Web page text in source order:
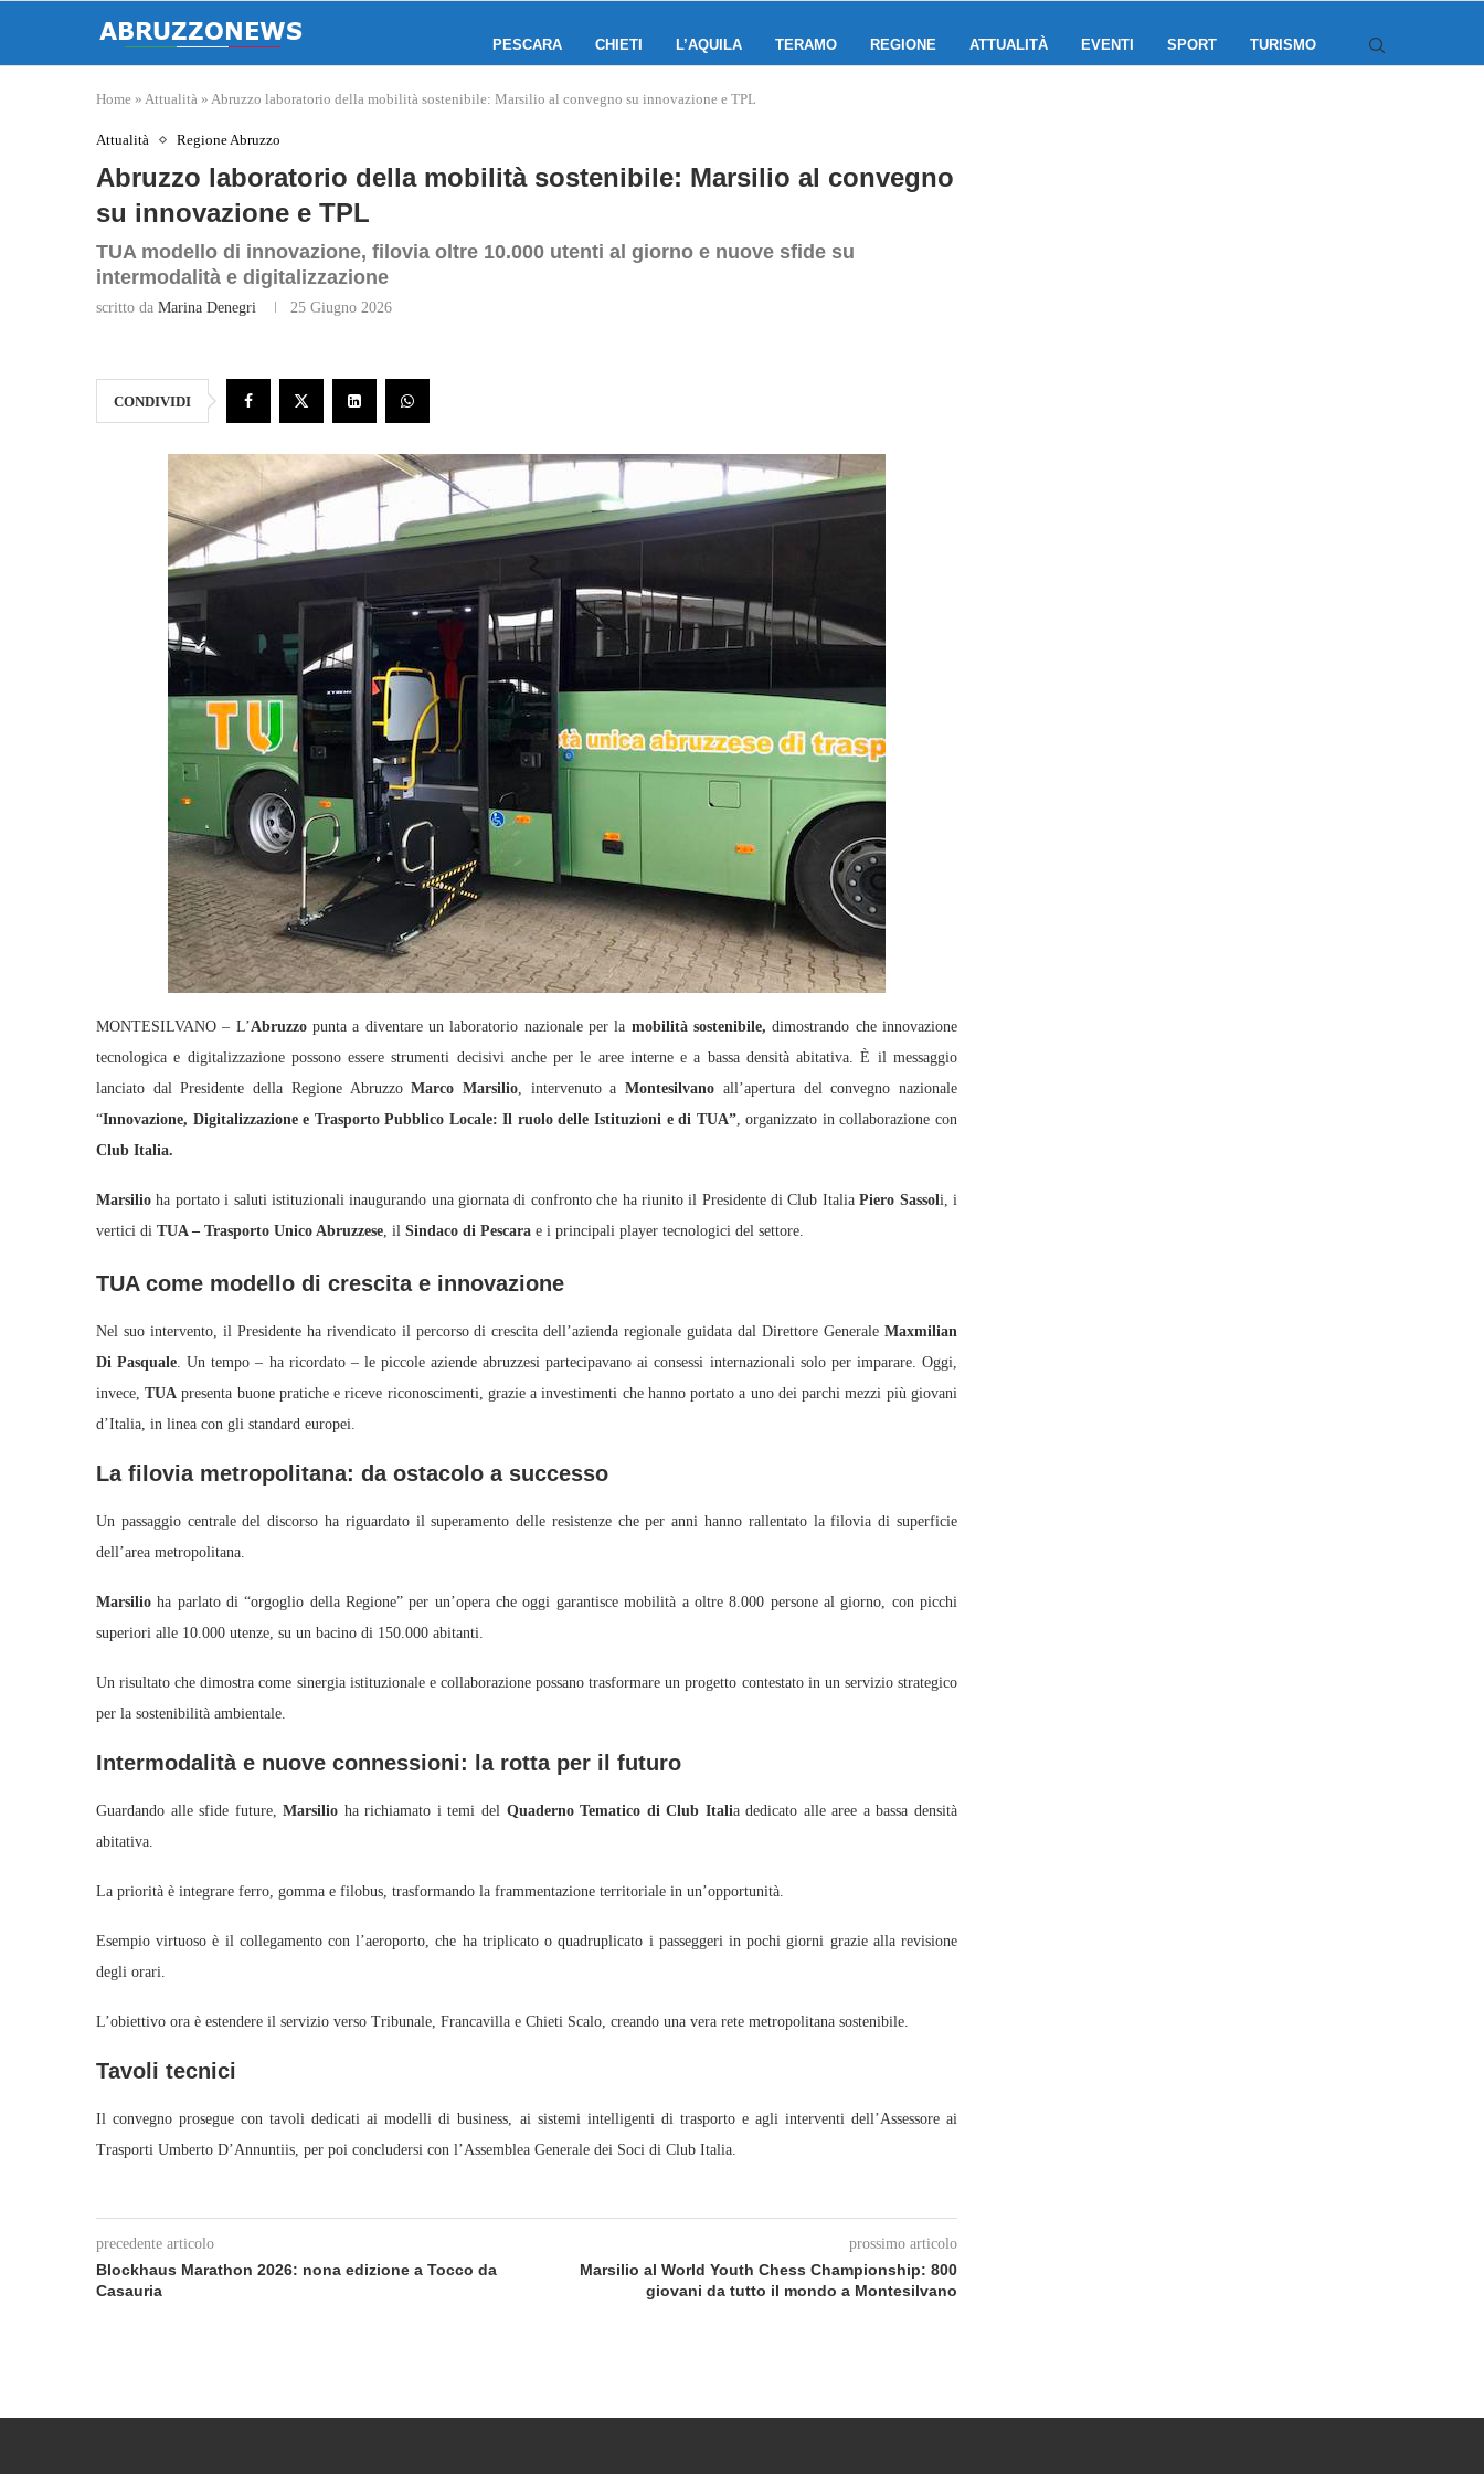
PESCARA CHIETI L’AQUILA TERAMO REGIONE ATTUALITÀ EVENTI SPORT TURISMO
Home » Attualità » Abruzzo laboratorio della mobilità sostenibile: Marsilio al convegno su innovazione e TPL
Attualità Regione Abruzzo
Abruzzo laboratorio della mobilità sostenibile: Marsilio al convegno
su innovazione e TPL
TUA modello di innovazione, filovia oltre 10.000 utenti al giorno e nuove sfide su
intermodalità e digitalizzazione
scritto da Marina Denegri 25 Giugno 2026
CONDIVIDI
MONTESILVANO – L’Abruzzopunta a diventare un laboratorio nazionale per la mobilità sostenibile, dimostrando che innovazione
tecnologica e digitalizzazione possono essere strumenti decisivi anche per le aree interne e a bassa densità abitativa. È il messaggio
lanciato dal Presidente della Regione AbruzzoMarco Marsilio, intervenuto aMontesilvano all’apertura del convegno nazionale
“Innovazione, Digitalizzazione e Trasporto Pubblico Locale: Il ruolo delle Istituzioni e di TUA”, organizzato in collaborazione con
Club Italia.
Marsilio ha portato i saluti istituzionali inaugurando una giornata di confronto che ha riunito il Presidente di Club ItaliaPiero Sassoli, i
vertici di TUA – Trasporto Unico Abruzzese, il Sindaco di Pescara e i principali player tecnologici del settore.
TUA come modello di crescita e innovazione
Nel suo intervento, il Presidente ha rivendicato il percorso di crescita dell’azienda regionale guidata dal Direttore Generale Maxmilian
Di Pasquale. Un tempo – ha ricordato – le piccole aziende abruzzesi partecipavano ai consessi internazionali solo per imparare. Oggi,
invece,TUA presenta buone pratiche e riceve riconoscimenti, grazie a investimenti che hanno portato a uno dei parchi mezzi più giovani
d’Italia, in linea con gli standard europei.
La filovia metropolitana: da ostacolo a successo
Un passaggio centrale del discorso ha riguardato il superamento delle resistenze che per anni hanno rallentato la filovia di superficie
dell’area metropolitana.
Marsilio ha parlato di “orgoglio della Regione” per un’opera che oggi garantisce mobilità a oltre 8.000 persone al giorno, con picchi
superiori alle 10.000 utenze, su un bacino di 150.000 abitanti.
Un risultato che dimostra come sinergia istituzionale e collaborazione possano trasformare un progetto contestato in un servizio strategico
per la sostenibilità ambientale.
Intermodalità e nuove connessioni: la rotta per il futuro
Guardando alle sfide future,Marsilio ha richiamato i temi delQuaderno Tematico di Club Italia dedicato alle aree a bassa densità
abitativa.
La priorità è integrare ferro, gomma e filobus, trasformando la frammentazione territoriale in un’opportunità.
Esempio virtuoso è il collegamento con l’aeroporto, che ha triplicato o quadruplicato i passeggeri in pochi giorni grazie alla revisione
degli orari.
L’obiettivo ora è estendere il servizio verso Tribunale, Francavilla e Chieti Scalo, creando una vera rete metropolitana sostenibile.
Tavoli tecnici
Il convegno prosegue con tavoli dedicati ai modelli di business, ai sistemi intelligenti di trasporto e agli interventi dell’Assessore ai
Trasporti Umberto D’Annuntiis, per poi concludersi con l’Assemblea Generale dei Soci di Club Italia.
precedente articolo
Blockhaus Marathon 2026: nona edizione a Tocco da
Casauria
prossimo articolo
Marsilio al World Youth Chess Championship: 800
giovani da tutto il mondo a Montesilvano